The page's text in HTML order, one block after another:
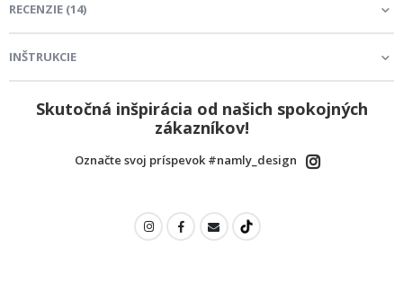
RECENZIE (14)
INŠTRUKCIE
Skutočná inšpirácia od našich spokojných
zákazníkov!
Označte svoj príspevok #namly_design